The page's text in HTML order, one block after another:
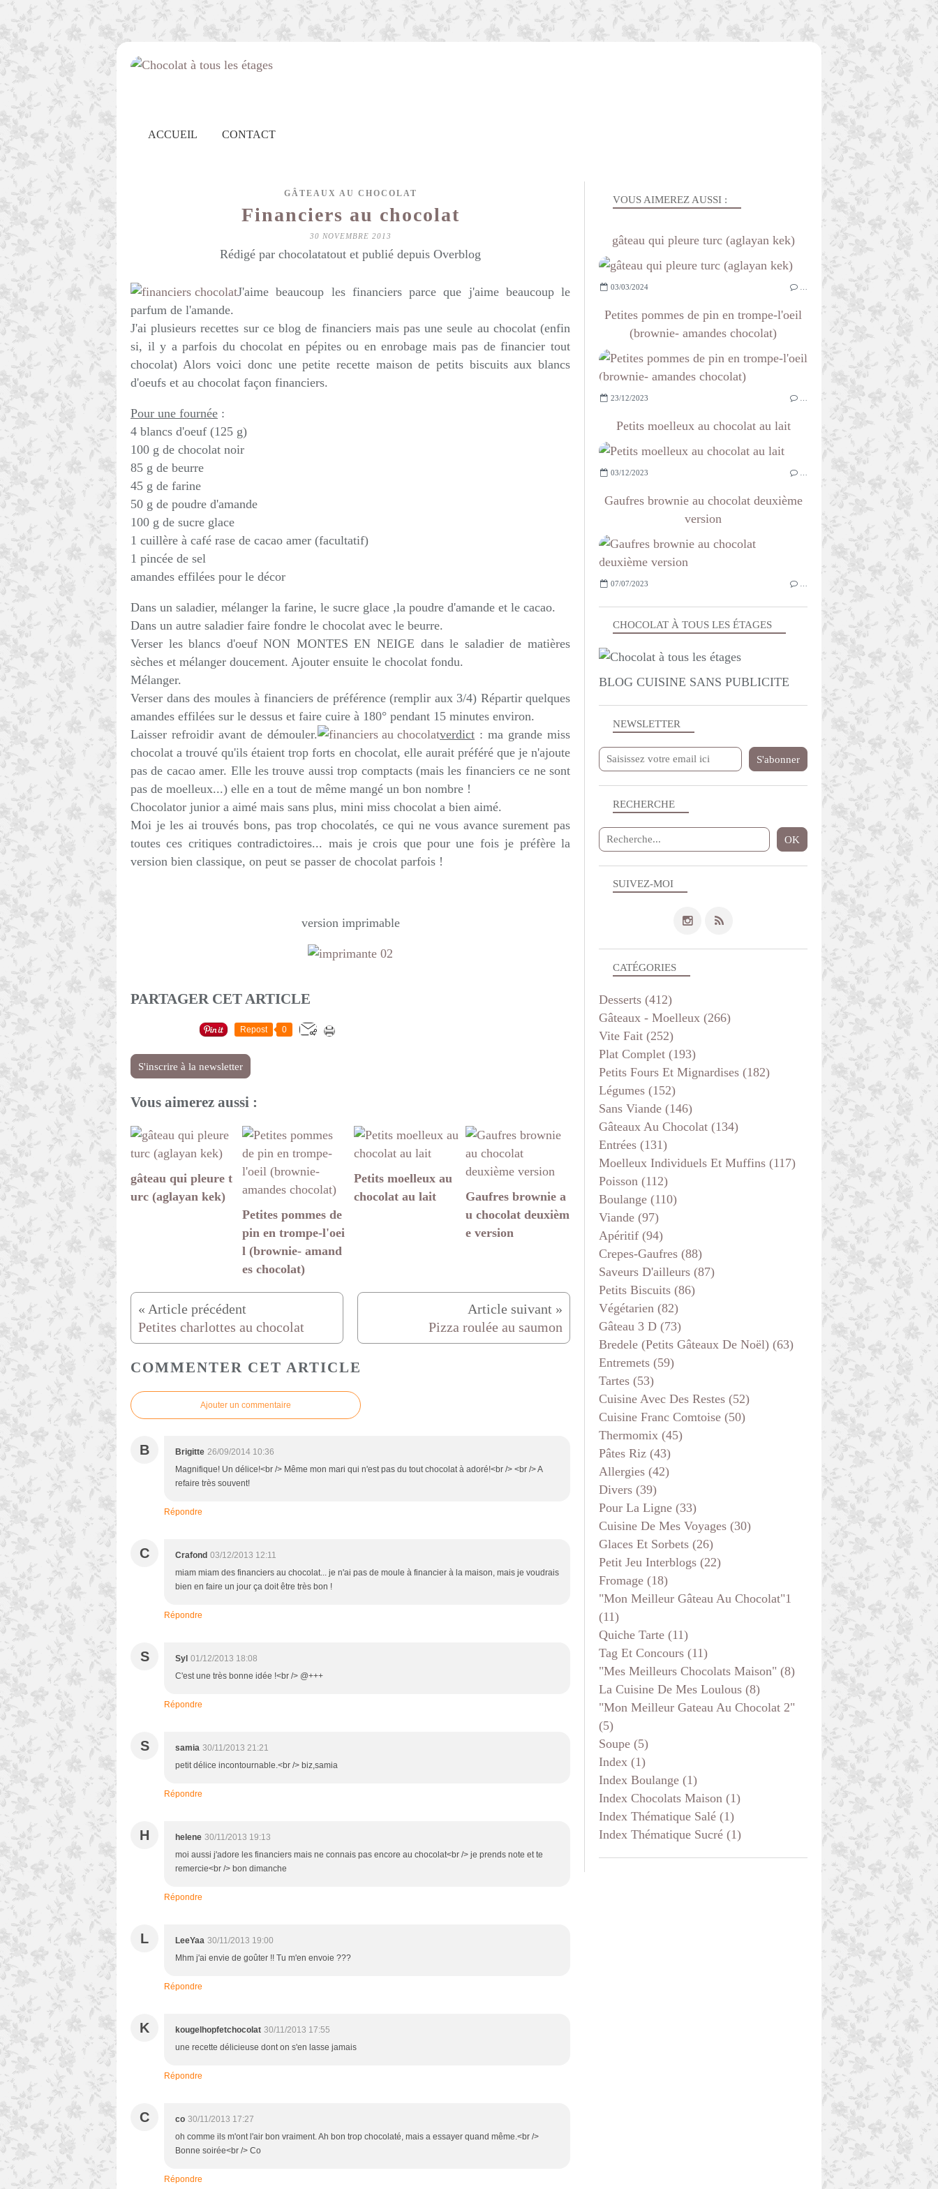
ACCUEIL CONTACT
GÂTEAUX AU CHOCOLAT
Financiers au chocolat
30 NOVEMBRE 2013
Rédigé par chocolatatout et publié depuis Overblog
J'aime beaucoup les financiers parce que j'aime beaucoup le
parfum de l'amande.
J'ai plusieurs recettes sur ce blog de financiers mais pas une seule au chocolat (enfin
si, il y a parfois du chocolat en pépites ou en enrobage mais pas de financier tout
chocolat) Alors voici donc une petite recette maison de petits biscuits aux blancs
d'oeufs et au chocolat façon financiers.
Pour une fournée :
4 blancs d'oeuf (125 g)
100 g de chocolat noir
85 g de beurre
45 g de farine
50 g de poudre d'amande
100 g de sucre glace
1 cuillère à café rase de cacao amer (facultatif)
1 pincée de sel
amandes effilées pour le décor
Dans un saladier, mélanger la farine, le sucre glace ,la poudre d'amande et le cacao.
Dans un autre saladier faire fondre le chocolat avec le beurre.
Verser les blancs d'oeuf NON MONTES EN NEIGE dans le saladier de matières
sèches et mélanger doucement. Ajouter ensuite le chocolat fondu.
Mélanger.
Verser dans des moules à financiers de préférence (remplir aux 3/4) Répartir quelques
amandes effilées sur le dessus et faire cuire à 180° pendant 15 minutes environ.
Laisser refroidir avant de démouler.
verdict : ma grande miss
chocolat a trouvé qu'ils étaient trop forts en chocolat, elle aurait préféré que je n'ajoute
pas de cacao amer. Elle les trouve aussi trop comptacts (mais les financiers ce ne sont
pas de moelleux...) elle en a tout de même mangé un bon nombre !
Chocolator junior a aimé mais sans plus, mini miss chocolat a bien aimé.
Moi je les ai trouvés bons, pas trop chocolatés, ce qui ne vous avance surement pas
toutes ces critiques contradictoires... mais je crois que pour une fois je préfère la
version bien classique, on peut se passer de chocolat parfois !
version imprimable
PARTAGER CET ARTICLE
Repost 0
S'inscrire à la newsletter
Vous aimerez aussi :
gâteau qui pleure t
urc (aglayan kek)
Petites pommes de
pin en trompe-l'oei
l (brownie- amand
es chocolat)
Petits moelleux au
chocolat au lait
Gaufres brownie a
u chocolat deuxièm
e version
Petites charlottes au chocolat Pizza roulée au saumon
COMMENTER CET ARTICLE
Ajouter un commentaire
B Brigitte 26/09/2014 10:36
Magnifique! Un délice!<br /> Même mon mari qui n'est pas du tout chocolat à adoré!<br /> <br /> A
refaire très souvent!
Répondre
C Crafond 03/12/2013 12:11
miam miam des financiers au chocolat... je n'ai pas de moule à financier à la maison, mais je voudrais
bien en faire un jour ça doit être très bon !
Répondre
S Syl 01/12/2013 18:08
C'est une très bonne idée !<br /> @+++
Répondre
S samia 30/11/2013 21:21
petit délice incontournable.<br /> biz,samia
Répondre
H helene 30/11/2013 19:13
moi aussi j'adore les financiers mais ne connais pas encore au chocolat<br /> je prends note et te
remercie<br /> bon dimanche
Répondre
L LeeYaa 30/11/2013 19:00
Mhm j'ai envie de goûter !! Tu m'en envoie ???
Répondre
K kougelhopfetchocolat 30/11/2013 17:55
une recette délicieuse dont on s'en lasse jamais
Répondre
C co 30/11/2013 17:27
oh comme ils m'ont l'air bon vraiment. Ah bon trop chocolaté, mais a essayer quand même.<br />
Bonne soirée<br /> Co
Répondre
NEWSLETTER
SUIVEZ-MOI
RECHERCHE
CHOCOLAT À TOUS LES ÉTAGES
BLOG CUISINE SANS PUBLICITE
VOUS AIMEREZ AUSSI :
gâteau qui pleure turc (aglayan kek)
03/03/2024
Petites pommes de pin en trompe-l'oeil
(brownie- amandes chocolat)
23/12/2023
Petits moelleux au chocolat au lait
03/12/2023
Gaufres brownie au chocolat deuxième
version
07/07/2023
CATÉGORIES
Desserts (412)
Gâteaux - Moelleux (266)
Vite Fait (252)
Plat Complet (193)
Petits Fours Et Mignardises (182)
Légumes (152)
Sans Viande (146)
Gâteaux Au Chocolat (134)
Entrées (131)
Moelleux Individuels Et Muffins (117)
Poisson (112)
Boulange (110)
Viande (97)
Apéritif (94)
Crepes-Gaufres (88)
Saveurs D'ailleurs (87)
Petits Biscuits (86)
Végétarien (82)
Gâteau 3 D (73)
Bredele (petits Gâteaux De Noël) (63)
Entremets (59)
Tartes (53)
Cuisine Avec Des Restes (52)
Cuisine Franc Comtoise (50)
Thermomix (45)
Pâtes Riz (43)
Allergies (42)
Divers (39)
Pour La Ligne (33)
Cuisine De Mes Voyages (30)
Glaces Et Sorbets (26)
Petit Jeu Interblogs (22)
Fromage (18)
"mon Meilleur Gâteau Au Chocolat"1
(11)
Quiche Tarte (11)
Tag Et Concours (11)
"mes Meilleurs Chocolats Maison" (8)
La Cuisine De Mes Loulous (8)
"mon Meilleur Gateau Au Chocolat 2"
(5)
Soupe (5)
Index (1)
Index Boulange (1)
Index Chocolats Maison (1)
Index Thématique Salé (1)
Index Thématique Sucré (1)